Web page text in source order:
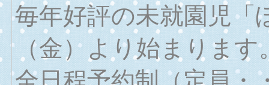
毎年好評の未就園児「
（金）より始まります